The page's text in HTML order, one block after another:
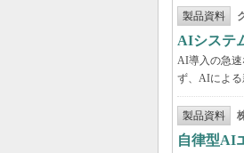
製品資料
AIシステ
AI導入の急速
ず、AIによる
製品資料
自律型AI